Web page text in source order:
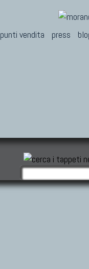
punti vendita press